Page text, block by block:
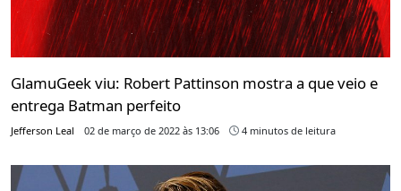
GlamuGeek viu: Robert Pattinson mostra a que veio e
entrega Batman perfeito
Jefferson Leal 02 de março de 2022 às 13:06 4 minutos de leitura